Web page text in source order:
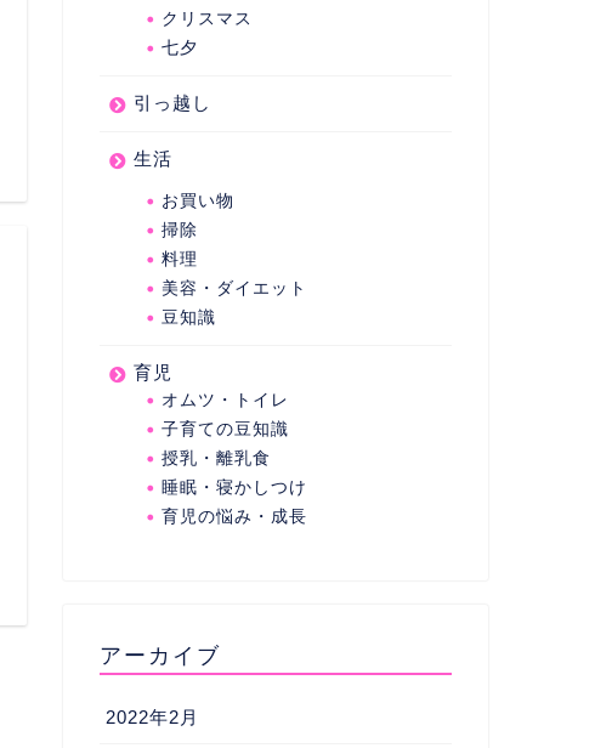
クリスマス
七夕
引っ越し
生活
お買い物
掃除
料理
美容・ダイエット
豆知識
育児
オムツ・トイレ
子育ての豆知識
授乳・離乳食
睡眠・寝かしつけ
育児の悩み・成長
アーカイブ
2022年2月